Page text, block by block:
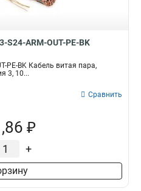
S24-ARM-OUT-PE-BK
PE-BK Кабель витая пара,
3, 10...
Сравнить
₽
+